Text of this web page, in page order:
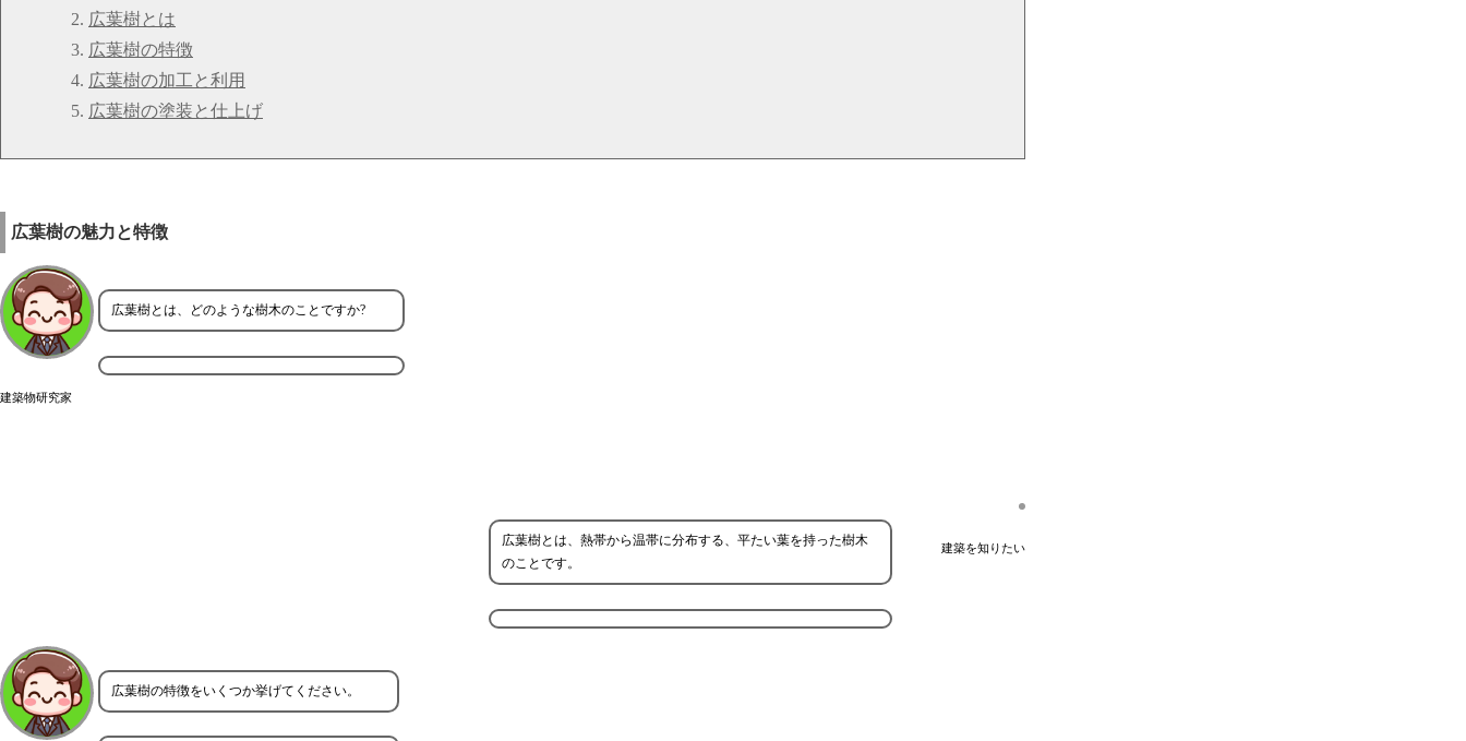
広葉樹とは
広葉樹の特徴
広葉樹の加工と利用
広葉樹の塗装と仕上げ
広葉樹の魅力と特徴
建築物研究家
広葉樹とは、どのような樹木のことですか?
建築を知りたい
広葉樹とは、熱帯から温帯に分布する、平たい葉を持った樹木
のことです。
広葉樹の特徴をいくつか挙げてください。